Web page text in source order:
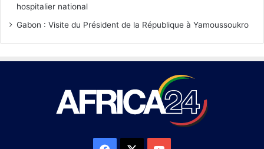
hospitalier national
Gabon : Visite du Président de la République à Yamoussoukro